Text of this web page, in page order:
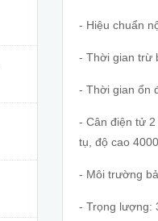
- Hiệu chuẩn
- Thời gian trừ
- Thời gian ổn
- Cân điện tử
tụ, độ cao
- Môi trường
- Trọng lượng: